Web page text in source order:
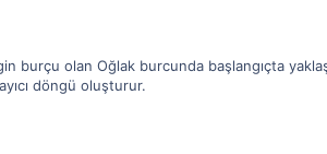
olan Oğlak burcunda başlangıçta
döngü oluşturur.